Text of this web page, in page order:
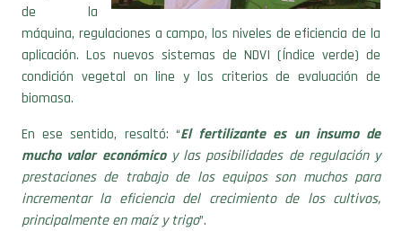
de la
máquina, regulaciones a campo, los niveles de eficiencia de la
aplicación. Los nuevos sistemas de NDVI (Índice verde) de
condición vegetal on line y los criterios de evaluación de
biomasa.
En ese sentido, resaltó: “El fertilizante es un insumo de
mucho valor económicoy las posibilidades de regulación y
prestaciones de trabajo de los equipos son muchos para
incrementar la eficiencia del crecimiento de los cultivos,
principalmente en maíz y trigo”.